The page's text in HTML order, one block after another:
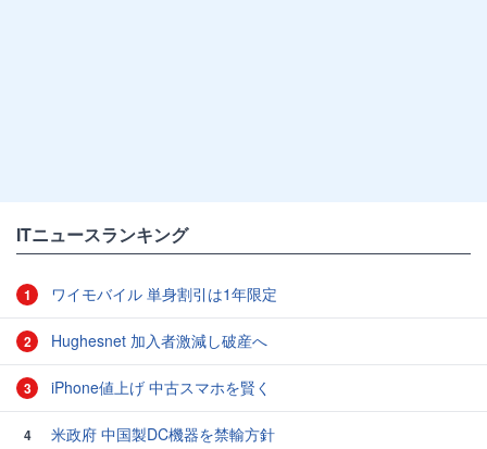
ITニュースランキング
1 ワイモバイル 単身割引は1年限定
2 Hughesnet 加入者激減し破産へ
3 iPhone値上げ 中古スマホを賢く
4 米政府 中国製DC機器を禁輸方針